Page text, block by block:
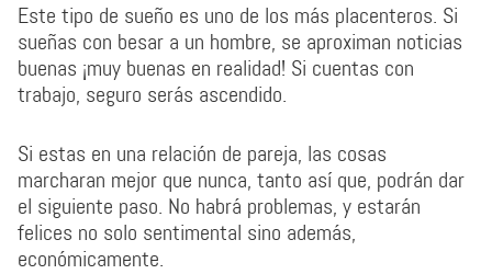
Este tipo de sueño es uno de los más placenteros. Si
sueñas con besar a un hombre, se aproximan noticias
buenas ¡muy buenas en realidad! Si cuentas con
trabajo, seguro serás ascendido.
Si estas en una relación de pareja, las cosas
marcharan mejor que nunca, tanto así que, podrán dar
el siguiente paso. No habrá problemas, y estarán
felices no solo sentimental sino además,
económicamente.